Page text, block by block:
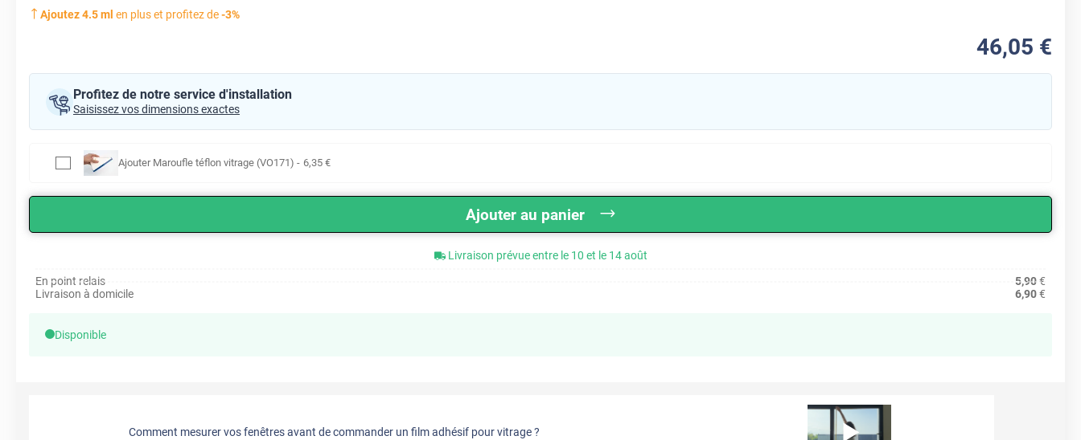
Ajoutez4.5ml en plus et profitez de-3%
46,05 €
Profitez de notre service d'installation
Saisissez vos dimensions exactes
Ajouter Maroufle téflon vitrage (VO171) - 6,35 €
Ajouter au panier
Livraison prévue entre le 10 et le 14 août
En point relais
5,90€
Livraison à domicile
6,90€
Disponible
Comment mesurer vos fenêtres avant de commander un film adhésif pour vitrage ?